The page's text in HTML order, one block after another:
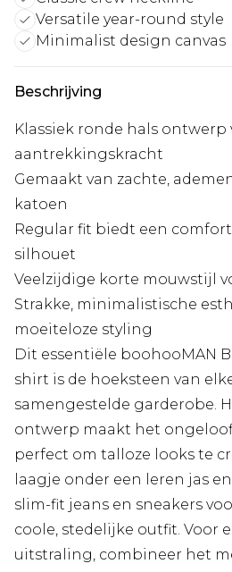
Versatile year-round style
Minimalist design canvas
Beschrijving
Klassiek ronde hals ontwerp
aantrekkingskracht
Gemaakt van zachte,
katoen
Regular fit biedt een
silhouet
Veelzijdige korte mouwstijl
Strakke, minimalistische
moeiteloze styling
Dit essentiële boohooMAN
shirt is de hoeksteen van
samengestelde garderobe.
ontwerp maakt het
perfect om talloze looks te
laagje onder een leren jas
slim-fit jeans en sneakers
coole, stedelijke outfit. Voor
uitstraling, combineer het